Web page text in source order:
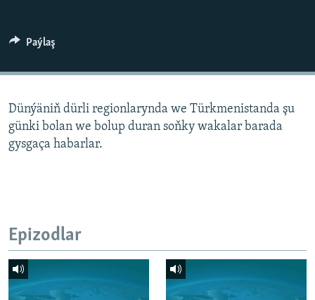
Paýlaş
Dünýäniň dürli regionlarynda we Türkmenistanda şu
günki bolan we bolup duran soňky wakalar barada
gysgaça habarlar.
Epizodlar